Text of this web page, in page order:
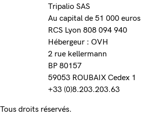
Tripalio SAS
Au capital de 51 000 euros
RCS Lyon 808 094 940
Hébergeur : OVH
2 rue kellermann
BP 80157
59053 ROUBAIX Cedex 1
+33 (0)8.203.203.63
droits réservés.